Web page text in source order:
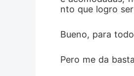
nto que logro
Bueno, para
Pero me da